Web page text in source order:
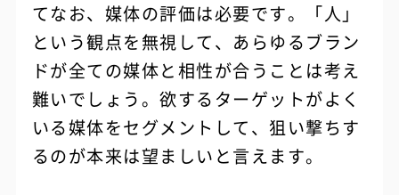
てなお、媒体の評価は必要です。「人」
という観点を無視して、あらゆるブラン
ドが全ての媒体と相性が合うことは考え
難いでしょう。欲するターゲットがよく
いる媒体をセグメントして、狙い撃ちす
るのが本来は望ましいと言えます。